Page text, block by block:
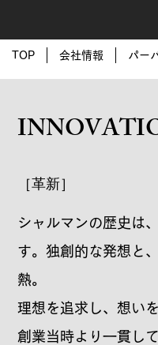
［革新］
シャルマンの歴史は
す。独創的な発想と
熱。
理想を追求し、想い
創業当時より一貫し
TOP 会社情報 パー